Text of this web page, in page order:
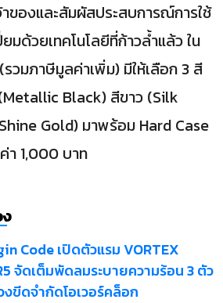
าของและสัมผัสประสบการณ์การใช้
มด้วยเทคโนโลยีที่ก้าวล้ำแล้ว ใน
วมภาษีมูลค่าเพิ่ม) มีให้เลือก 3 สี
Black) สีขาว (Silk
Gold) มาพร้อม Hard Case
า 1,000 บาท
Code เปิดตัวแรม VORTEX
จัดเต็มพัดลมระบายความร้อน 3 ตัว
งขีดจำกัดโอเวอร์คล็อก